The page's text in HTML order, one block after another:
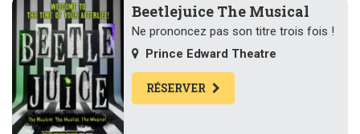
Beetlejuice The Musical
Ne prononcez pas son titre trois fois !
Prince Edward Theatre
RÉSERVER